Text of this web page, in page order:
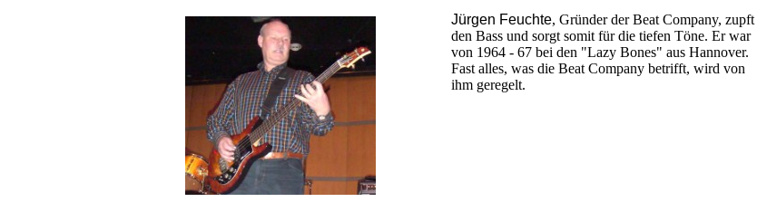
Jürgen Feuchte, Gründer der Beat Company, zupft
den Bass und sorgt somit für die tiefen Töne. Er war
von 1964 - 67 bei den "Lazy Bones" aus Hannover.
Fast alles, was die Beat Company betrifft, wird von
ihm geregelt.